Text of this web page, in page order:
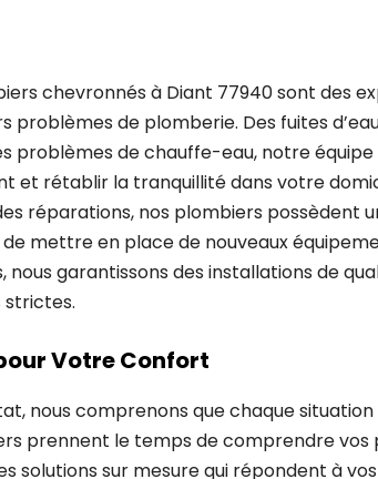
chevronnés à Diant 77940 sont des
problèmes de plomberie. Des fuites
problèmes de chauffe-eau, notre
et rétablir la tranquillité dans votre
réparations, nos plombiers possèdent
de mettre en place de nouveaux
garantissons des installations de
strictes.
Votre Confort
nous comprenons que chaque
prennent le temps de comprendre
solutions sur mesure qui répondent à vos